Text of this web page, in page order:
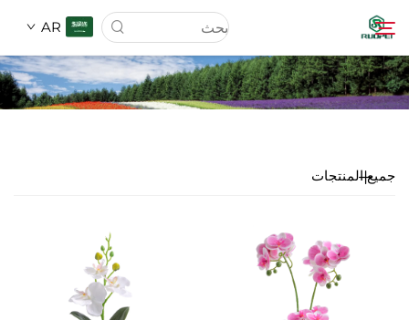
AR
المنتجات
جميع المنتجات